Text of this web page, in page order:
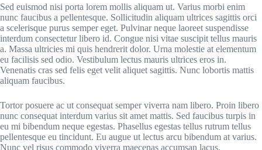
Sed euismod nisi porta lorem mollis aliquam ut. Varius morbi enim
nunc faucibus a pellentesque. Sollicitudin aliquam ultrices sagittis orci
a scelerisque purus semper eget. Pulvinar neque laoreet suspendisse
interdum consectetur libero id. Congue nisi vitae suscipit tellus mauris
a. Massa ultricies mi quis hendrerit dolor. Urna molestie at elementum
eu facilisis sed odio. Vestibulum lectus mauris ultrices eros in.
Venenatis cras sed felis eget velit aliquet sagittis. Nunc lobortis mattis
aliquam faucibus.
Tortor posuere ac ut consequat semper viverra nam libero. Proin libero
nunc consequat interdum varius sit amet mattis. Sed faucibus turpis in
eu mi bibendum neque egestas. Phasellus egestas tellus rutrum tellus
pellentesque eu tincidunt. Eu augue ut lectus arcu bibendum at varius.
Nunc vel risus commodo viverra maecenas accumsan lacus.